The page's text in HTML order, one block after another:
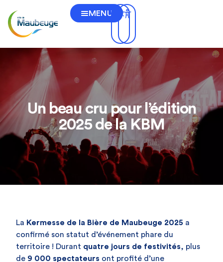
MENU
Un beau cru pour l’édition
2025 de la KBM
La Kermesse de la Bière de Maubeuge 2025 a
confirmé son statut d’événement phare du
territoire ! Durant quatre jours de festivités, plus
de 9 000 spectateurs ont profité d’une